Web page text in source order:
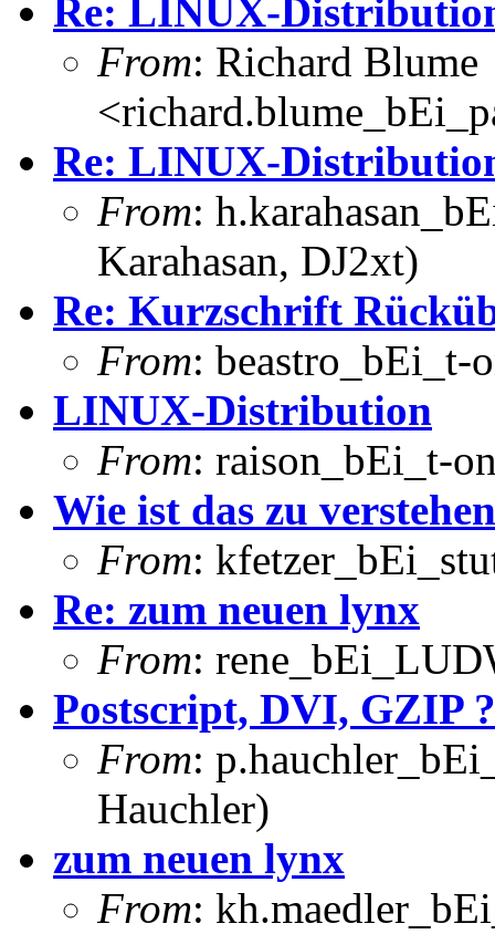
Re: LINUX-
From: Richard Blume
Re: LINUX-
From:
Karahasan, DJ2xt)
Re: Kurzschrift
From: beastro_bEi_t-
LINUX-Distribution
From: raison_bEi_t-
Wie ist das zu
From:
Re: zum neuen lynx
From:
Postscript, DVI, GZIP
From:
Hauchler)
zum neuen lynx
From: